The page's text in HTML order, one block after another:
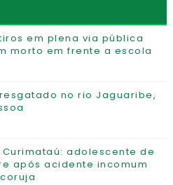
em plena via pública
morto em frente a escola
no rio Jaguaribe,
adolescente de
após acidente incomum